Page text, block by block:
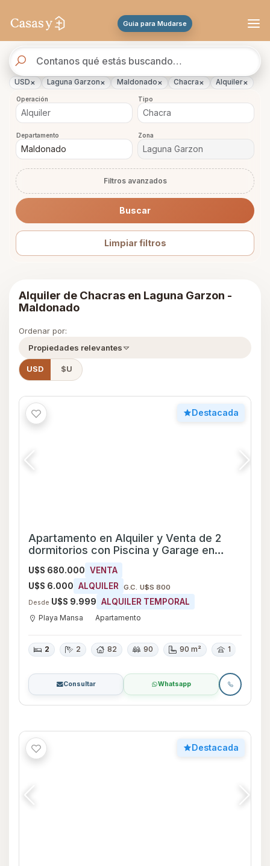
Guia para Mudarse
de
propiedades
USD× Laguna Garzon× Maldonado× Chacra× Alquiler×
Operación Tipo
Departamento Zona
Filtros avanzados
Buscar
Limpiar filtros
Alquiler de Chacras en Laguna Garzon -
Maldonado
Ordenar por:
Propiedades relevantes
USD $U
Destacada
Apartamento en Alquiler y Venta de 2
dormitorios con Piscina y Garage en
Playa Mansa, Maldonado
U$S 680.000 VENTA
U$S 6.000 ALQUILER
G.C. U$S 800
Desde U$S 9.999 ALQUILER TEMPORAL
Playa Mansa Apartamento
2 2 82 90 90 m² 1
Consultar Whatsapp
Destacada